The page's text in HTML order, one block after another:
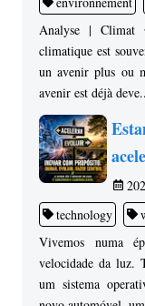
Analyse | Climat
climatique est
un avenir plus ou
avenir est déjà
technology
Vivemos numa
velocidade da luz.
um sistema